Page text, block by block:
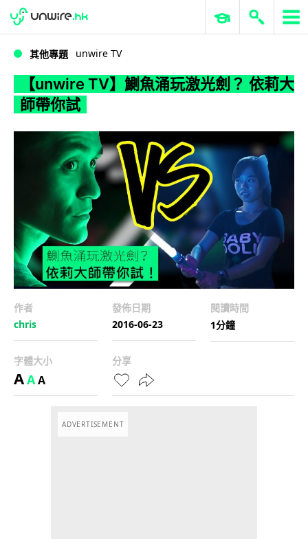
WWDC 2026 ERP 與商業 AI
其他專題 unwire TV
【unwire TV】鰂魚涌玩激光劍？ 依莉大
師帶你試
作者
chris
發佈日期
2016-06-23
閱讀時間
1分鐘
字體大小
AAA
分享
ADVERTISEMENT